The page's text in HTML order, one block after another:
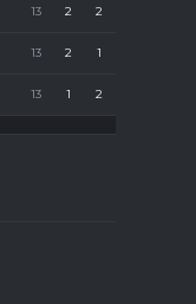
13 2 2
13 2 1
13 1 2